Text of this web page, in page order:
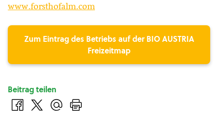
www.forsthofalm.com
Zum Eintrag des Betriebs auf der BIO AUSTRIA
Freizeitmap
Beitrag teilen